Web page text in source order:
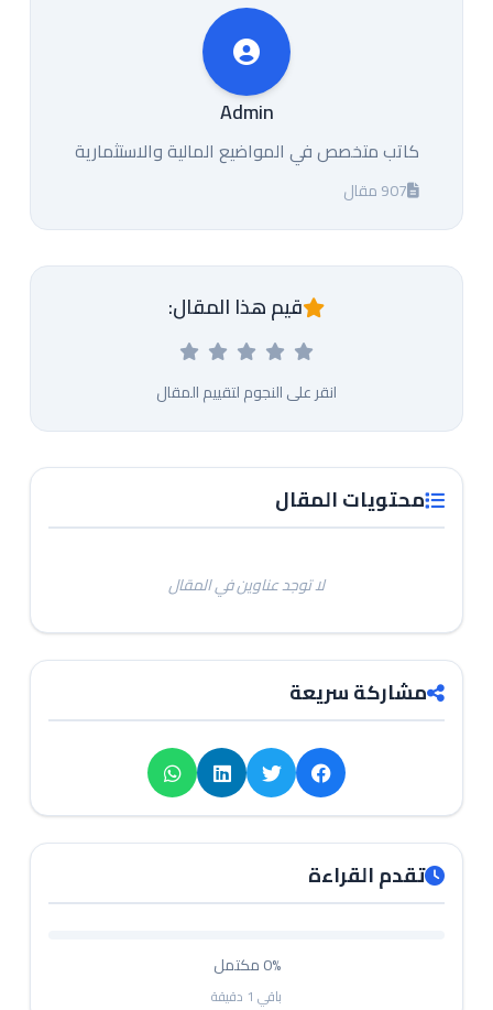
Admin
كاتب متخصص في المواضيع المالية والاستثمارية
907 مقال
قيم هذا المقال:
انقر على النجوم لتقييم المقال
محتويات المقال
لا توجد عناوين في المقال
مشاركة سريعة
تقدم القراءة
0%مكتمل
باقي 1 دقيقة